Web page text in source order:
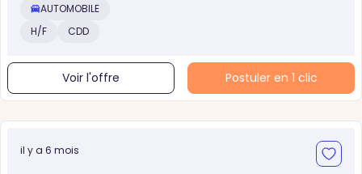
AUTOMOBILE
H/F
CDD
Voir l'offre Postuler en 1 clic
il y a 6 mois